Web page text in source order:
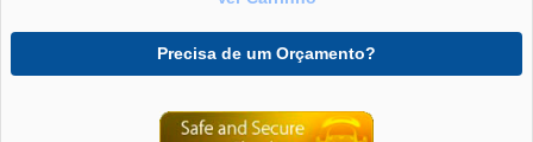
Precisa de um Orçamento?